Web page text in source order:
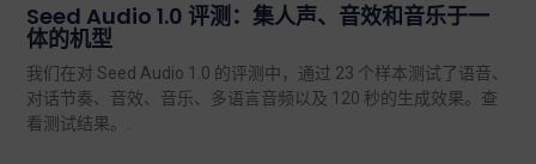
Seed Audio 1.0 评测：集人声、音效和音乐于一
体的机型
我们在对 Seed Audio 1.0 的评测中，通过 23 个样本测试了语音、
对话节奏、音效、音乐、多语言音频以及 120 秒的生成效果。查
看测试结果。.